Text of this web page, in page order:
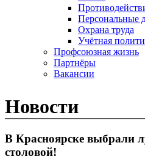
Персональные
Охрана труда
Учётная
Профсоюзная жизнь
Партнёры
Вакансии
Новости
В Красноярске выбрали
столовой!